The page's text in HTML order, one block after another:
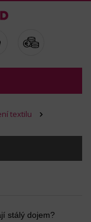
textilu
stálý dojem?